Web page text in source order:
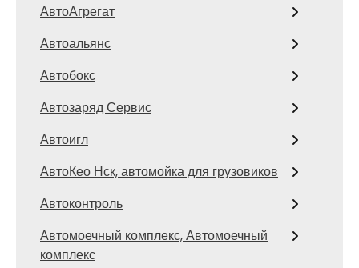
АвтоАгрегат
Автоальянс
Автобокс
Автозаряд Сервис
Автоигл
АвтоКео Нск, автомойка для грузовиков
Автоконтроль
Автомоечный комплекс, Автомоечный
комплекс